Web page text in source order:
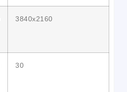
3840х2160
30